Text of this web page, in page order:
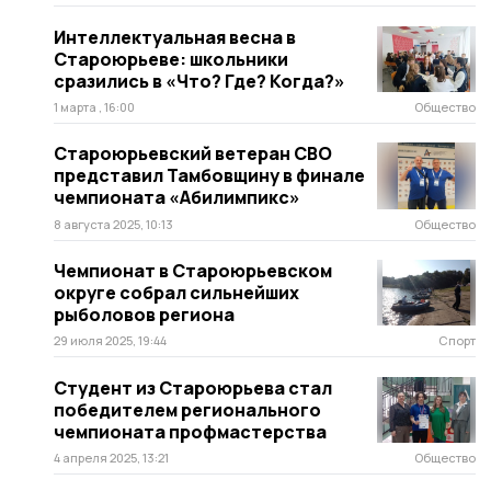
Интеллектуальная весна в
Староюрьеве: школьники
сразились в «Что? Где? Когда?»
1 марта , 16:00 Общество
Староюрьевский ветеран СВО
представил Тамбовщину в финале
чемпионата «Абилимпикс»
8 августа 2025, 10:13 Общество
Чемпионат в Староюрьевском
округе собрал сильнейших
рыболовов региона
29 июля 2025, 19:44 Спорт
Студент из Староюрьева стал
победителем регионального
чемпионата профмастерства
4 апреля 2025, 13:21 Общество